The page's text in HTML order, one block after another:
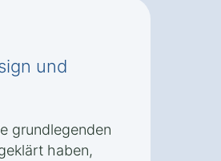
und
grundlegenden
haben,